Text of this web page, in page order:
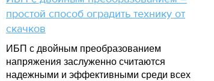
простой способ оградить технику от
скачков
ИБП с двойным преобразованием
напряжения заслуженно считаются
надежными и эффективными среди всех